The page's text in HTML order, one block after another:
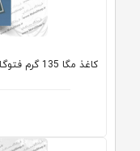
کاغذ مگا 135 گرم فتوگلاسه 50 برگی A4